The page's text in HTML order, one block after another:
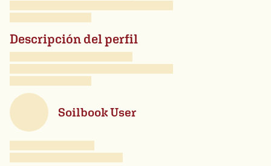
Descripción del perfil
Soilbook User